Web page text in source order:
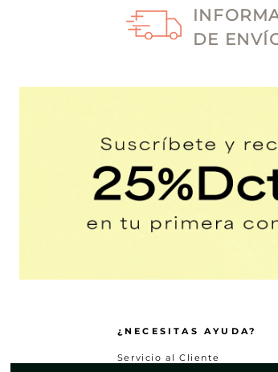
DE
¿NECESITAS AYUDA?
Servicio al Cliente